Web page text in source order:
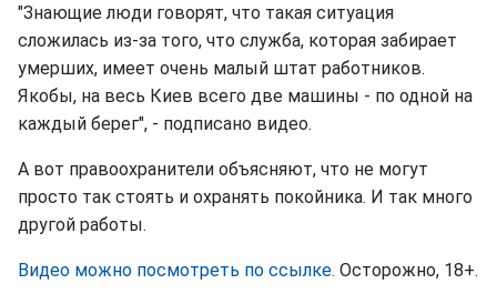
"Знающие люди говорят, что такая ситуация
сложилась из-за того, что служба, которая забирает
умерших, имеет очень малый штат работников.
Якобы, на весь Киев всего две машины - по одной на
каждый берег", - подписано видео.
А вот правоохранители объясняют, что не могут
просто так стоять и охранять покойника. И так много
другой работы.
Видео можно посмотреть по ссылке. Осторожно, 18+.